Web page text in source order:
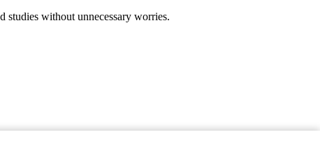
studies without unnecessary worries.